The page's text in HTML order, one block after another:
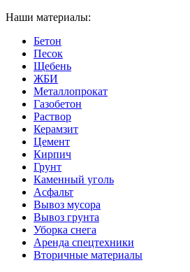
Наши материалы:
Бетон
Песок
Щебень
ЖБИ
Металлопрокат
Газобетон
Раствор
Керамзит
Цемент
Кирпич
Грунт
Каменный уголь
Асфальт
Вывоз мусора
Вывоз грунта
Уборка снега
Аренда спецтехники
Вторичные материалы